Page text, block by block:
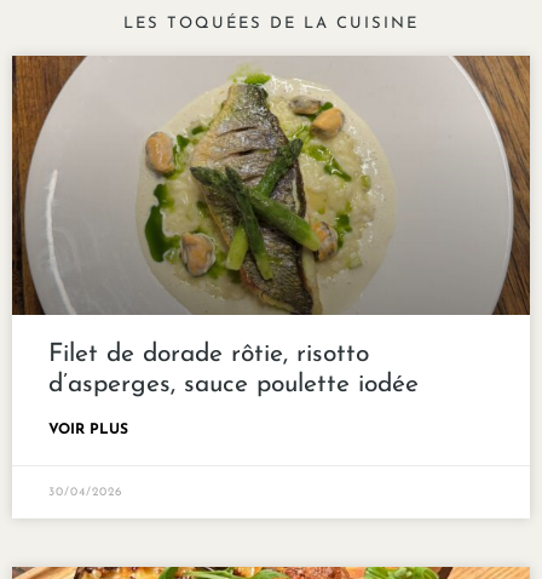
LES TOQUÉES DE LA CUISINE
Filet de dorade rôtie, risotto
d’asperges, sauce poulette iodée
VOIR PLUS
30/04/2026